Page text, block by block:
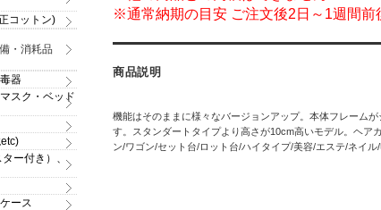
※通常納期の目安 ご注文後2日～1週間前
商品説明
機能はそのままに様々なバージョンアップ。本体フレーム
す。スタンダートタイプより高さが10cm高いモデル。ヘア
ン/ワゴン/セット台/ロット台/ハイタイプ/美容/エステ/ネイル
コットン)
・消耗品
器
スク・ベッド
ー付き）、
ース